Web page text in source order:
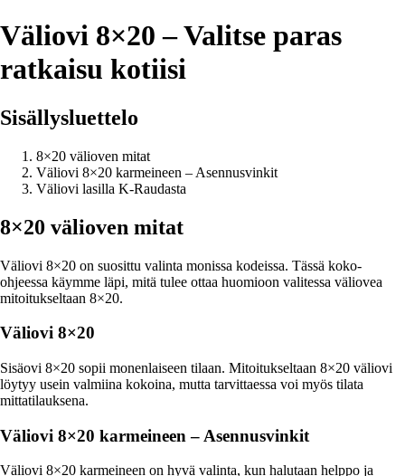
Väliovi 8×20 – Valitse paras
ratkaisu kotiisi
Sisällysluettelo
8×20 välioven mitat​​​​​​
Väliovi 8×20 karmeineen – Asennusvinkit
Väliovi lasilla K-Raudasta​​​​​​
8×20 välioven mitat​​​​​​
Väliovi 8×20 on suosittu valinta monissa kodeissa. Tässä koko-
ohjeessa käymme läpi, mitä tulee ottaa huomioon valitessa väliovea
mitoitukseltaan 8×20.
Väliovi 8×20
Sisäovi 8×20 sopii monenlaiseen tilaan. Mitoitukseltaan 8×20 väliovi
löytyy usein valmiina kokoina, mutta tarvittaessa voi myös tilata
mittatilauksena.
Väliovi 8×20 karmeineen – Asennusvinkit
Väliovi 8×20 karmeineen on hyvä valinta, kun halutaan helppo ja